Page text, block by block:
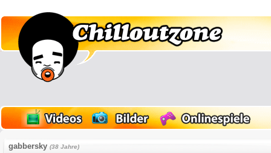
gabbersky(38 Jahre)